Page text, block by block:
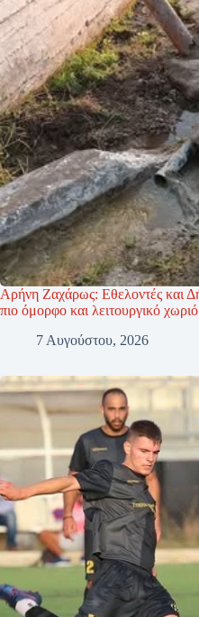
Αρήνη Ζαχάρως: Εθελοντές και
πιο όμορφο και λειτουργικό χωριό
7 Αυγούστου, 2026